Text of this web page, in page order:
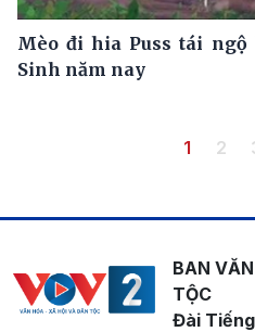
Mèo đi hia Puss tái
Sinh năm nay
Trang
1 2
BAN
TỘC
Đài